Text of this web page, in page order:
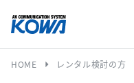
HOME arrow_right レンタル検討の方